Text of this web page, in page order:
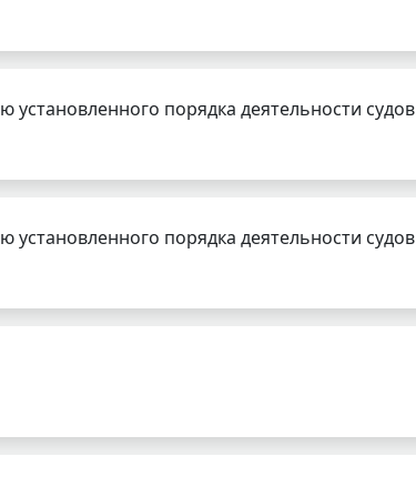
порядка деятельности судов
порядка деятельности судов